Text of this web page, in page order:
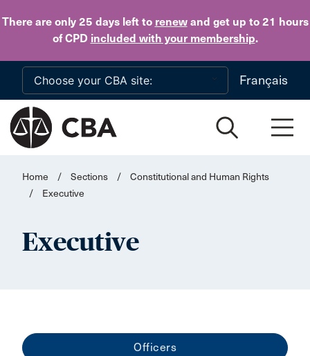
There are only 25 daysleft to renewand get up to 21 hours
of CPD included with your membership.
Skip to main content
Français
Home / Sections /
Constitutional and Human Rights
/
Executive
Executive
Officers